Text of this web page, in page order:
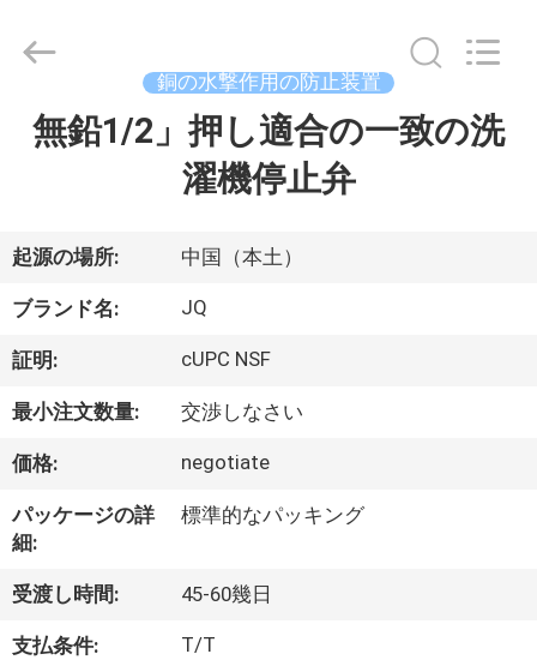
家
ロ
ダ
ク
ト
達
に
つ
2026
銅の水撃作用の防止装置
無鉛1/2」押し適合の一致の洗
濯機停止弁
起源の場所: 中国（本土）
ブランド名: JQ
証明: cUPC NSF
最小注文数量: 交渉しなさい
価格: negotiate
パッケージの詳
細:
標準的なパッキング
受渡し時間: 45-60幾日
支払条件: T/T